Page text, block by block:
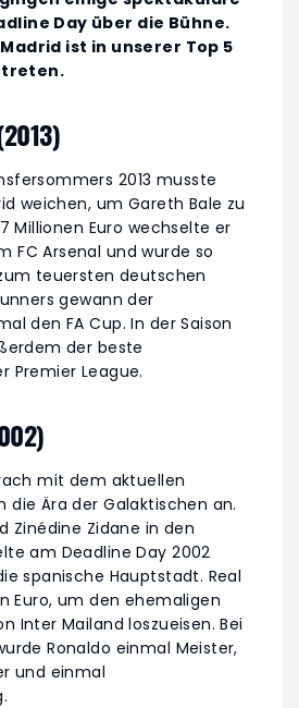
Day über die Bühne.
ist in unserer Top 5
2013 musste
weichen, um Gareth Bale zu
Millionen Euro wechselte er
FC Arsenal und wurde so
teuersten deutschen
gewann der
den FA Cup. In der Saison
der beste
Premier League.
mit dem aktuellen
die Ära der Galaktischen an.
Zinédine Zidane in den
am Deadline Day 2002
spanische Hauptstadt. Real
Euro, um den ehemaligen
Inter Mailand loszueisen. Bei
Ronaldo einmal Meister,
und einmal